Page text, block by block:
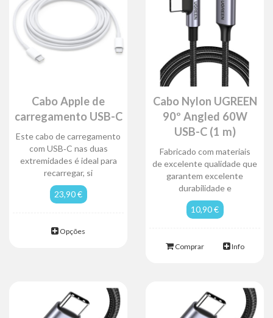
Cabo Apple de
carregamento USB-C
Este cabo de carregamento
com USB‑C nas duas
extremidades é ideal para
recarregar, si
23,90 €
Opções
Cabo Nylon UGREEN
90º Angled 60W
USB-C (1 m)
Fabricado com materiais
de excelente qualidade que
garantem excelente
durabilidade e
10,90 €
Comprar Info